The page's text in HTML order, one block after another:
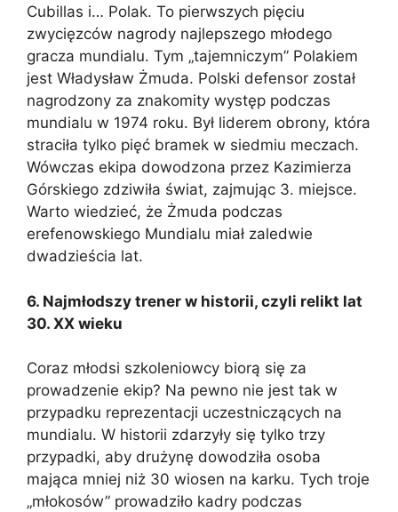
Cubillas i… Polak. To pierwszych pięciu
zwycięzców nagrody najlepszego młodego
gracza mundialu. Tym „tajemniczym” Polakiem
jest Władysław Żmuda. Polski defensor został
nagrodzony za znakomity występ podczas
mundialu w 1974 roku. Był liderem obrony, która
straciła tylko pięć bramek w siedmiu meczach.
Wówczas ekipa dowodzona przez Kazimierza
Górskiego zdziwiła świat, zajmując 3. miejsce.
Warto wiedzieć, że Żmuda podczas
erefenowskiego Mundialu miał zaledwie
dwadzieścia lat.
6. Najmłodszy trener w historii, czyli relikt lat
30. XX wieku
Coraz młodsi szkoleniowcy biorą się za
prowadzenie ekip? Na pewno nie jest tak w
przypadku reprezentacji uczestniczących na
mundialu. W historii zdarzyły się tylko trzy
przypadki, aby drużynę dowodziła osoba
mająca mniej niż 30 wiosen na karku. Tych troje
„młokosów” prowadziło kadry podczas